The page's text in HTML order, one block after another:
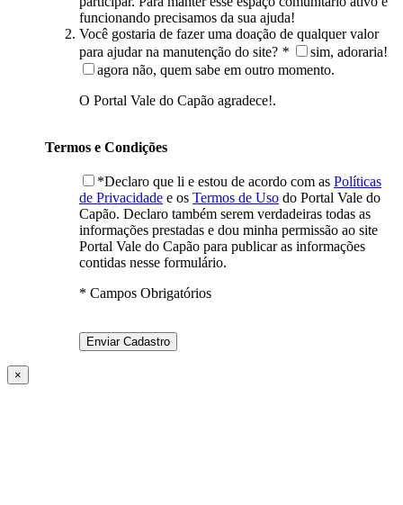
funcionando precisamos da sua ajuda!
Você gostaria de fazer uma doação de qualquer valor
para ajudar na manutenção do site? *
sim, adoraria!
agora não, quem sabe em outro momento.
O Portal Vale do Capão agradece!.
Termos e Condições
*Declaro que li e estou de acordo com as Políticas
de Privacidade e os Termos de Uso do Portal Vale do
Capão. Declaro também serem verdadeiras todas as
informações prestadas e dou minha permissão ao site
Portal Vale do Capão para publicar as informações
contidas nesse formulário.
* Campos Obrigatórios
×